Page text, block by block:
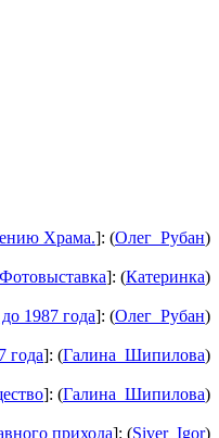
Храма.]: (Олег_Рубан)
Фотовыставка]: (Катеринка)
1987 года]: (Олег_Рубан)
года]: (Галина_Шипилова)
]: (Галина_Шипилова)
прихода]: (Siver_Igor)